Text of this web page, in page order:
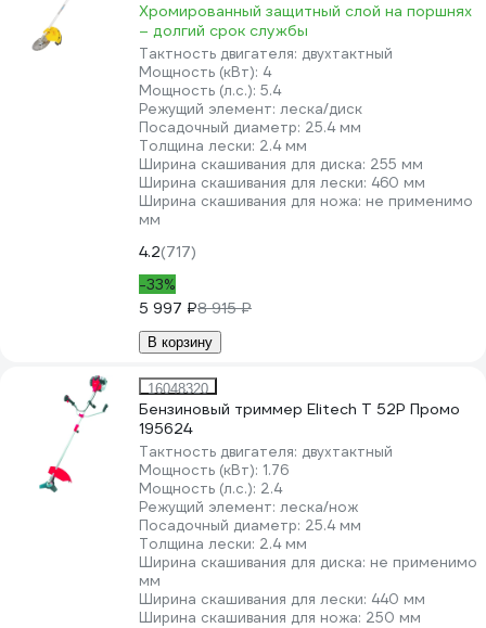
Хромированный защитный слой на поршнях
– долгий срок службы
Тактность двигателя: двухтактный
Мощность (кВт): 4
Мощность (л.с.): 5.4
Режущий элемент: леска/диск
Посадочный диаметр: 25.4 мм
Толщина лески: 2.4 мм
Ширина скашивания для диска: 255 мм
Ширина скашивания для лески: 460 мм
Ширина скашивания для ножа: не применимо
мм
4.2(717)
-33%
5 997 ₽8 915 ₽
В корзину
16048320
Бензиновый триммер Elitech Т 52Р Промо
195624
Тактность двигателя: двухтактный
Мощность (кВт): 1.76
Мощность (л.с.): 2.4
Режущий элемент: леска/нож
Посадочный диаметр: 25.4 мм
Толщина лески: 2.4 мм
Ширина скашивания для диска: не применимо
мм
Ширина скашивания для лески: 440 мм
Ширина скашивания для ножа: 250 мм